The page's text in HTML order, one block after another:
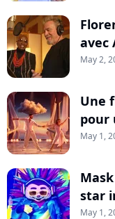
avec
May 2,
Une
pour
May 1,
star
May 1,